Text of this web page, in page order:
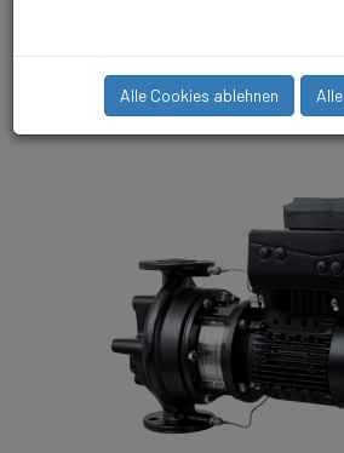
Pumpenfamilie fördert Medien in
-20°C bis +140°C und ist somit für alle
und der Biral ONE App (iOS/Android)
und analysieren Sie die Pumpe bequem
Alle Cookies ablehnen